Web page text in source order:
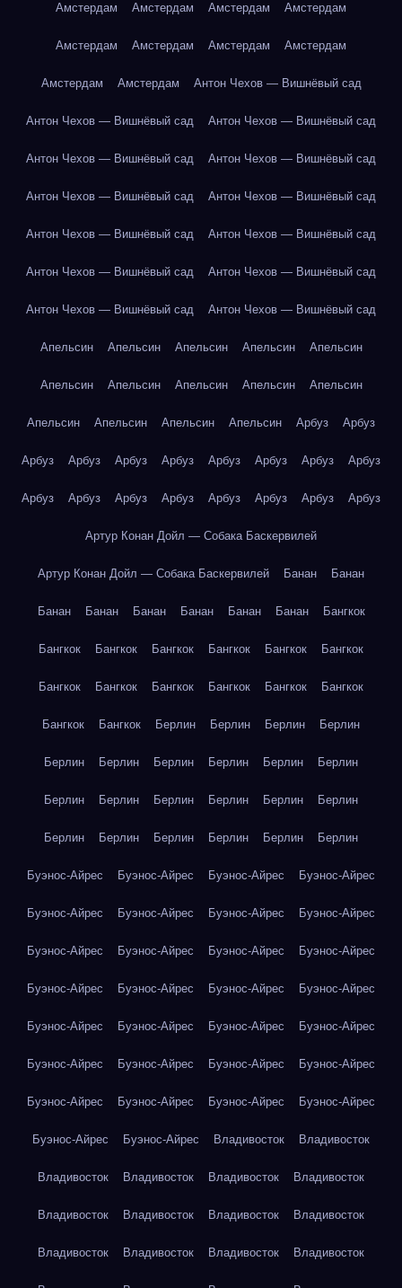
Амстердам Амстердам Амстердам Амстердам
Амстердам Амстердам Амстердам Амстердам
Амстердам Амстердам Антон Чехов — Вишнёвый сад
Антон Чехов — Вишнёвый сад Антон Чехов — Вишнёвый сад
Антон Чехов — Вишнёвый сад Антон Чехов — Вишнёвый сад
Антон Чехов — Вишнёвый сад Антон Чехов — Вишнёвый сад
Антон Чехов — Вишнёвый сад Антон Чехов — Вишнёвый сад
Антон Чехов — Вишнёвый сад Антон Чехов — Вишнёвый сад
Антон Чехов — Вишнёвый сад Антон Чехов — Вишнёвый сад
Апельсин Апельсин Апельсин Апельсин Апельсин
Апельсин Апельсин Апельсин Апельсин Апельсин
Апельсин Апельсин Апельсин Апельсин Арбуз Арбуз
Арбуз Арбуз Арбуз Арбуз Арбуз Арбуз Арбуз Арбуз
Арбуз Арбуз Арбуз Арбуз Арбуз Арбуз Арбуз Арбуз
Артур Конан Дойл — Собака Баскервилей
Артур Конан Дойл — Собака Баскервилей Банан Банан
Банан Банан Банан Банан Банан Банан Бангкок
Бангкок Бангкок Бангкок Бангкок Бангкок Бангкок
Бангкок Бангкок Бангкок Бангкок Бангкок Бангкок
Бангкок Бангкок Берлин Берлин Берлин Берлин
Берлин Берлин Берлин Берлин Берлин Берлин
Берлин Берлин Берлин Берлин Берлин Берлин
Берлин Берлин Берлин Берлин Берлин Берлин
Буэнос-Айрес Буэнос-Айрес Буэнос-Айрес Буэнос-Айрес
Буэнос-Айрес Буэнос-Айрес Буэнос-Айрес Буэнос-Айрес
Буэнос-Айрес Буэнос-Айрес Буэнос-Айрес Буэнос-Айрес
Буэнос-Айрес Буэнос-Айрес Буэнос-Айрес Буэнос-Айрес
Буэнос-Айрес Буэнос-Айрес Буэнос-Айрес Буэнос-Айрес
Буэнос-Айрес Буэнос-Айрес Буэнос-Айрес Буэнос-Айрес
Буэнос-Айрес Буэнос-Айрес Буэнос-Айрес Буэнос-Айрес
Буэнос-Айрес Буэнос-Айрес Владивосток Владивосток
Владивосток Владивосток Владивосток Владивосток
Владивосток Владивосток Владивосток Владивосток
Владивосток Владивосток Владивосток Владивосток